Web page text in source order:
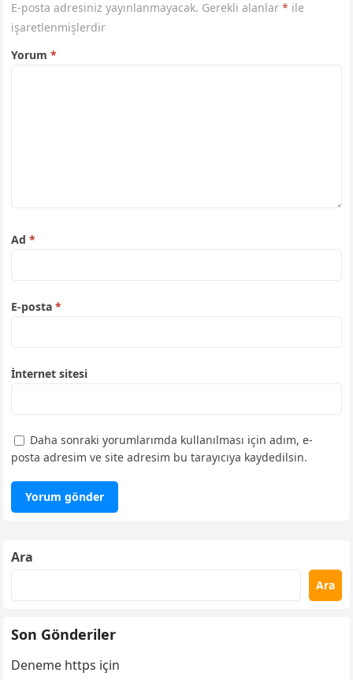
E-posta adresiniz yayınlanmayacak. Gerekli alanlar* ile
işaretlenmişlerdir
Yorum*
Ad*
E-posta*
İnternet sitesi
Daha sonraki yorumlarımda kullanılması için adım, e-
posta adresim ve site adresim bu tarayıcıya kaydedilsin.
Ara
Ara
Son Gönderiler
Deneme https için